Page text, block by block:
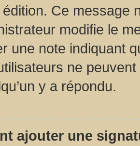
Ce message
modifie le
une note indiquant
ne
y a répondu.
ajouter une